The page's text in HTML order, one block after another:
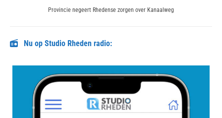
Next
Provincie negeert Rhedense zorgen over Kanaalweg
Nu op Studio Rheden radio: